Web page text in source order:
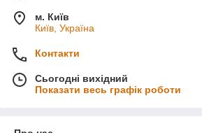
м. Київ
Київ, Україна
Контакти
Сьогодні вихідний
Показати весь графік роботи